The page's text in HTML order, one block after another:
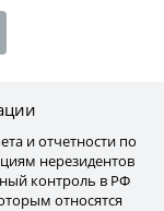
и отчетности по
нерезидентов
контроль в РФ
относятся